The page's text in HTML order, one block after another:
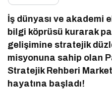
İş dünyası ve akademi
bilgi köprüsü kurarak
gelişimine stratejik
misyonuna sahip olan
Stratejik Rehberi
hayatına başladı!